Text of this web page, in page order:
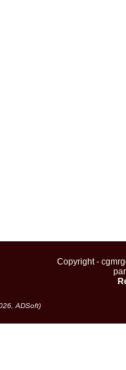
Copyright -
ADSoft)